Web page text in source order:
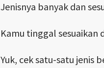
Jenisnya banyak dan
Kamu tinggal
Yuk, cek satu-satu jenis